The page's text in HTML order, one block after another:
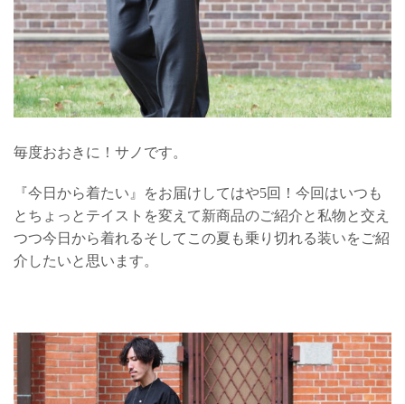
毎度おおきに！サノです。
『今日から着たい』をお届けしてはや5回！今回はいつも
とちょっとテイストを変えて新商品のご紹介と私物と交え
つつ今日から着れるそしてこの夏も乗り切れる装いをご紹
介したいと思います。